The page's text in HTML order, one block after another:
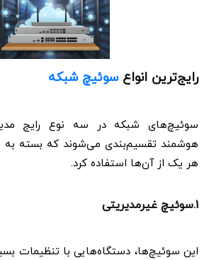
رایج‌ترین انواعسوئیچ‌ شبکه
سوئیچ‌های شبکه در سه نوع رایج
هوشمند تقسیم‌بندی می‌شوند که بسته به
هر یک از آن‌ها استفاده کرد.
1.سوئیچ غیرمدیریتی
این سوئیچ‌ها، دستگاه‌هایی با تنظیمات